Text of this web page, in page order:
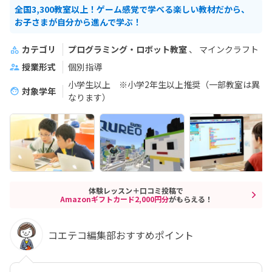
全国3,300教室以上！ゲーム感覚で学べる楽しい教材だから、
お子さまが自分から進んで学ぶ！
カテゴリ プログラミング・ロボット教室
マインクラフト
授業形式
個別指導
対象学年
小学生以上 ※小学2年生以上推奨（一部教室は異
なります）
体験レッスン＋口コミ投稿で
Amazonギフトカード2,000円分がもらえる！
コエテコ編集部おすすめポイント